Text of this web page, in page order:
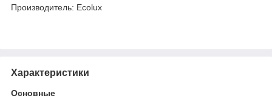
Производитель: Ecolux
Характеристики
Основные